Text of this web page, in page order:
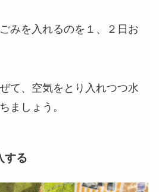
みを入れるのを１、２日お
て、空気をとり入れつつ水
ましょう。
する